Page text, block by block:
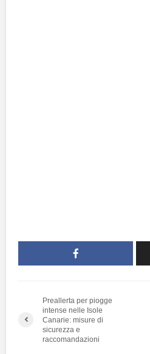
Preallerta per piogge
intense nelle Isole
Canarie: misure di
sicurezza e
raccomandazioni